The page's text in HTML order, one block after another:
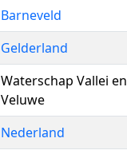
Barneveld
Gelderland
Waterschap Vallei en
Veluwe
Nederland